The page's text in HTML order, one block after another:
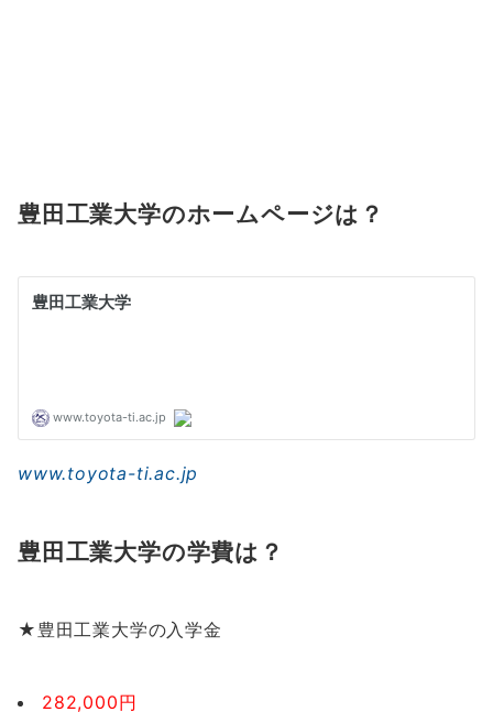
豊田工業大学のホームページは？
www.toyota-ti.ac.jp
豊田工業大学の学費は？
★豊田工業大学の入学金
282,000円